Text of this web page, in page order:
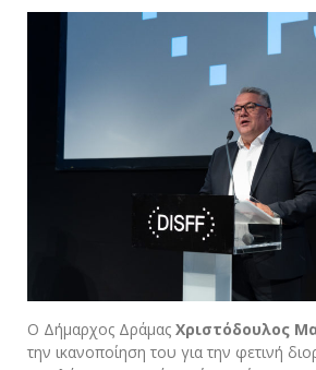
Ο Δήμαρχος Δράμας Χριστόδουλος
την ικανοποίηση του για την φετινή